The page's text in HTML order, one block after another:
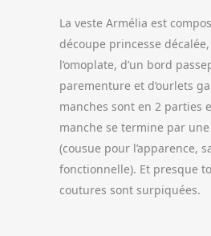
La veste Armélia est
découpe princesse
l’omoplate, d’un bord
parementure et d’ourlets
manches sont en 2 parties
manche se termine par
(cousue pour l’apparence,
fonctionnelle). Et presque
coutures sont surpiquées.